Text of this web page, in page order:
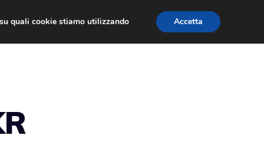
quali cookie stiamo utilizzando
Accetta